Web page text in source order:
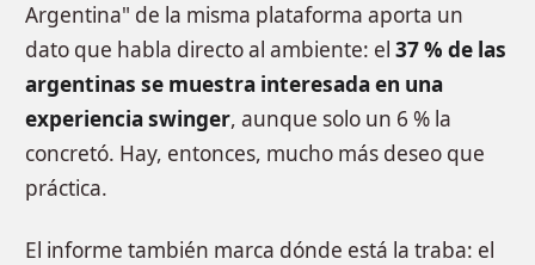
Argentina" de la misma plataforma aporta un
dato que habla directo al ambiente: el 37 % de las
argentinas se muestra interesada en una
experiencia swinger, aunque solo un 6 % la
concretó. Hay, entonces, mucho más deseo que
práctica.
El informe también marca dónde está la traba: el